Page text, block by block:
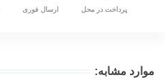
پرداخت در محل ارسال فوری
موارد مشابه: